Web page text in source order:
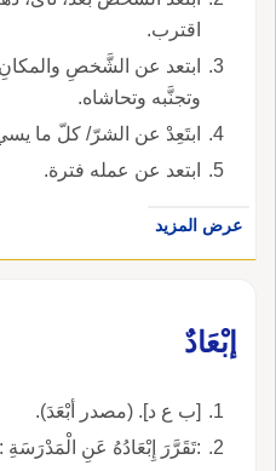
اقترب.
ابتعد عن الشَّخصِ
وتجنَّبه وتحاشاه.
ابتَعِدْ عن الشرّ/ كلّ ما
ابتعد عن عمله فترة.
عرض المزيد
إبْعَادٌ
[ب ع د]. (مصدر أبْعَدَ).
:تَقَرَّرَ إِبْعَادُهُ عَنِ